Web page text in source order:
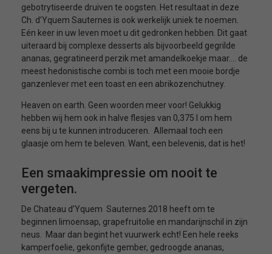
gebotrytiseerde druiven te oogsten. Het resultaat in deze
Ch. d’Yquem Sauternes is ook werkelijk uniek te noemen.
Eén keer in uw leven moet u dit gedronken hebben. Dit gaat
uiteraard bij complexe desserts als bijvoorbeeld gegrilde
ananas, gegratineerd perzik met amandelkoekje maar…. de
meest hedonistische combi is toch met een mooie bordje
ganzenlever met een toast en een abrikozenchutney.
Heaven on earth. Geen woorden meer voor! Gelukkig
hebben wij hem ook in halve flesjes van 0,375 l om hem
eens bij u te kunnen introduceren. Allemaal toch een
glaasje om hem te beleven. Want, een belevenis, dat is het!
Een smaakimpressie om nooit te
vergeten.
De Chateau d’Yquem Sauternes 2018 heeft om te
beginnen limoensap, grapefruitolie en mandarijnschil in zijn
neus. Maar dan begint het vuurwerk echt! Een hele reeks
kamperfoelie, gekonfijte gember, gedroogde ananas,